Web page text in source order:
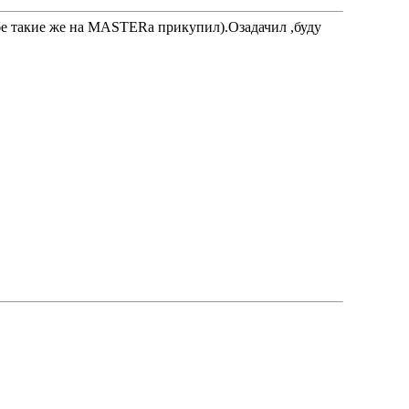
такие же на MASTERа прикупил).Озадачил ,буду